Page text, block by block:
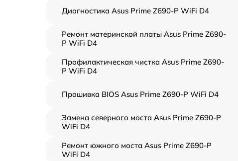
Диагностика Asus Prime Z690-P WiFi D4
Ремонт материнской платы Asus Prime Z690-
P WiFi D4
Профилактическая чистка Asus Prime Z690-
P WiFi D4
Прошивка BIOS Asus Prime Z690-P WiFi D4
Замена северного моста Asus Prime Z690-P
WiFi D4
Ремонт южного моста Asus Prime Z690-P
WiFi D4